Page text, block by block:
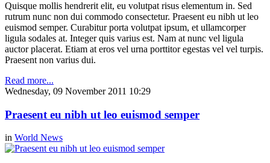
Quisque mollis hendrerit elit, eu volutpat risus elementum in. Sed
rutrum nunc non dui commodo consectetur. Praesent eu nibh ut leo
euismod semper. Curabitur porta volutpat ipsum, et ullamcorper
ligula sodales at. Integer quis varius est. Nam at nunc vel ligula
auctor placerat. Etiam at eros vel urna porttitor egestas vel vel turpis.
Praesent non varius dui.
Read more...
Wednesday, 09 November 2011 10:29
Praesent eu nibh ut leo euismod semper
in World News